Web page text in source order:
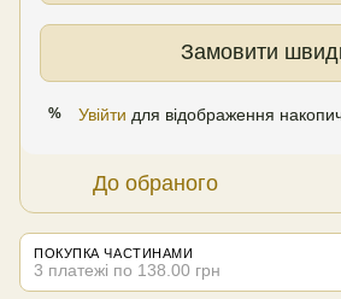
Замовити
% Увійти для відображення
До обраного
ПОКУПКА ЧАСТИНАМИ
3 платежі по 138.00 грн